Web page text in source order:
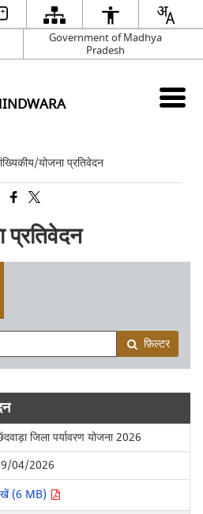
Government of Madhya
Pradesh
योजना प्रतिवेदन
प्रतिवेदन
फ़िल्टर
जिला पर्यावरण योजना 2026
04/2026
(6 MB)